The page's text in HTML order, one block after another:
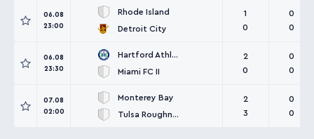
06.08
23:00
Rhode Island
Detroit City
1
0
0
0
06.08
23:30
Hartford Athletic
Miami FC II
2
0
0
0
07.08
02:00
Monterey Bay
Tulsa Roughnecks
2
3
0
0